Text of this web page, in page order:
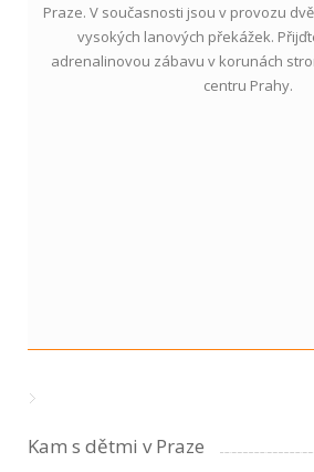
Praze. V současnosti jsou v provozu
vysokých lanových překážek.
adrenalinovou zábavu v korunách
centru Prahy.
Kam s dětmi v Praze